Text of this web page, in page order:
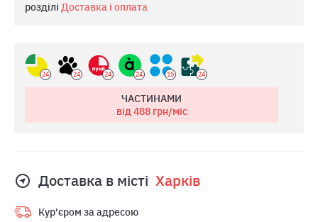
розділі Доставка і оплата
24 24 24 24 15 24
ЧАСТИНАМИ
від 488грн/міс
Доставка в місті Харкiв
Кур'єром за адресою